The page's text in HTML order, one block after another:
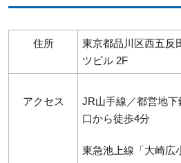
住所
東京都品川区西五反
ツビル 2F
アクセス
JR山手線／都営地
口から徒歩4分
東急池上線「大崎広